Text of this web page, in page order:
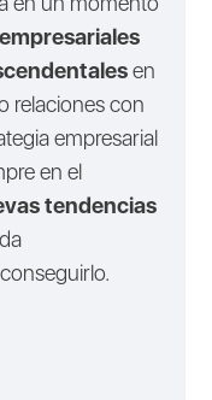
en
relaciones con
empresarial
en el
tendencias